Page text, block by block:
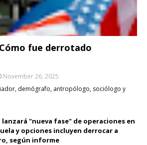
fue derrotado
November 26, 2025
demógrafo, antropólogo, sociólogo y
lanzará "nueva fase" de operaciones en
y opciones incluyen derrocar a
según informe